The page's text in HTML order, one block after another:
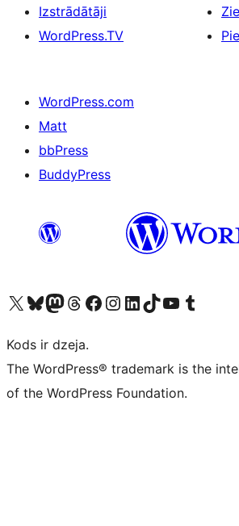
Izstrādātāji
WordPress.TV
WordPress.com
Matt
bbPress
BuddyPress
Apmeklējiet mūsu X (agrāk Twitter) kontu
Apmeklējiet mūsu Bluesky kontu
Apmeklējiet mūsu Mastodon kontu
Apmeklējiet mūsu Threads kontu
Apmeklējiet mūsu Facebook lapuApmeklējiet mūsu Instagram kontu
Apmeklējiet mūsu LinkedIn kontu
Apmeklējiet mūsu TikTok kontu
Apmeklējiet mūsu YouTube kanālu
Apmeklējiet mūsu Tumblr kontu
Kods ir dzeja.
The WordPress® trademark is the
of the WordPress Foundation.